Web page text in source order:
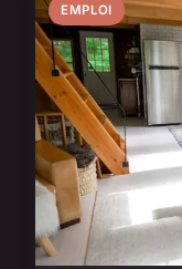
EMPLOI